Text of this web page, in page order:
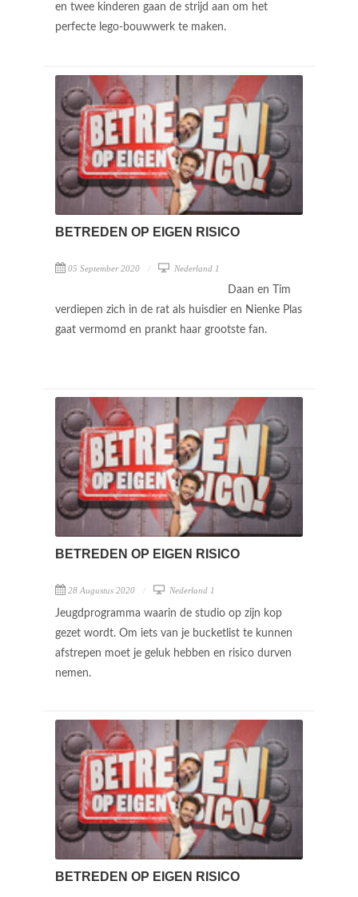
en twee kinderen gaan de strijd aan om het
perfecte lego-bouwwerk te maken.
BETREDEN OP EIGEN RISICO
05 September 2020 Nederland 1
Daan en Tim
verdiepen zich in de rat als huisdier en Nienke Plas
gaat vermomd en prankt haar grootste fan.
BETREDEN OP EIGEN RISICO
28 Augustus 2020 Nederland 1
Jeugdprogramma waarin de studio op zijn kop
gezet wordt. Om iets van je bucketlist te kunnen
afstrepen moet je geluk hebben en risico durven
nemen.
BETREDEN OP EIGEN RISICO